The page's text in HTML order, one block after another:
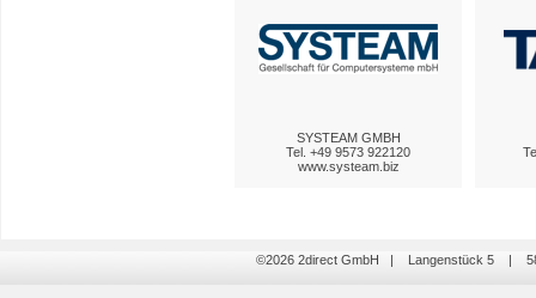
SYSTEAM GMBH
Tel. +49 9573 922120
www.systeam.biz
©2026 2direct GmbH | Langenstück 5 |